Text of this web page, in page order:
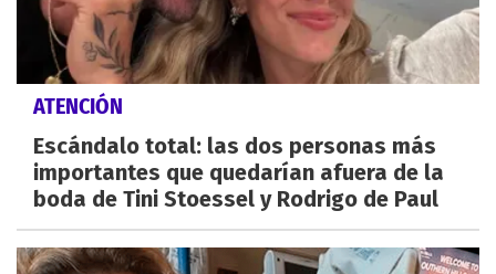
ATENCIÓN
Escándalo total: las dos personas más
importantes que quedarían afuera de la
boda de Tini Stoessel y Rodrigo de Paul